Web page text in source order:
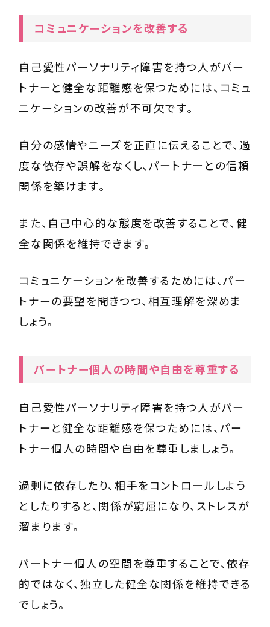
コミュニケーションを改善する
自己愛性パーソナリティ障害を持つ人がパー
トナーと健全な距離感を保つためには、コミュ
ニケーションの改善が不可欠です。
自分の感情やニーズを正直に伝えることで、過
度な依存や誤解をなくし、パートナーとの信頼
関係を築けます。
また、自己中心的な態度を改善することで、健
全な関係を維持できます。
コミュニケーションを改善するためには、パー
トナーの要望を聞きつつ、相互理解を深めま
しょう。
パートナー個人の時間や自由を尊重する
自己愛性パーソナリティ障害を持つ人がパー
トナーと健全な距離感を保つためには、パー
トナー個人の時間や自由を尊重しましょう。
過剰に依存したり、相手をコントロールしよう
としたりすると、関係が窮屈になり、ストレスが
溜まります。
パートナー個人の空間を尊重することで、依存
的ではなく、独立した健全な関係を維持できる
でしょう。